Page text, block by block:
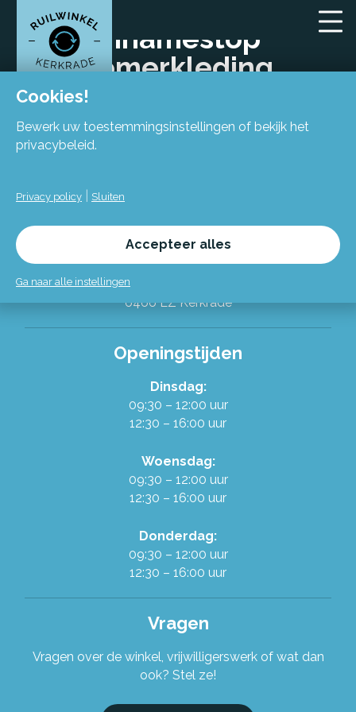
Alles over de Ruilwinkel
Werken in de Ruilwinkel
Stel je vraag!
Innamestop
zomerkleding
Flexiforum Kerkrade
Spekhofstraat 15
(bij binnenkomst grote trap omhoog)
6466 LZ Kerkrade
Openingstijden
Dinsdag:
09:30 – 12:00 uur
12:30 – 16:00 uur
Woensdag:
09:30 – 12:00 uur
12:30 – 16:00 uur
Donderdag:
09:30 – 12:00 uur
12:30 – 16:00 uur
Vragen
Vragen over de winkel, vrijwilligerswerk of wat dan
ook? Stel ze!
Cookies!
Bewerk uw toestemmingsinstellingen of bekijk het
privacybeleid.
Privacy policy Sluiten
Accepteer alles
Ga naar alle instellingen